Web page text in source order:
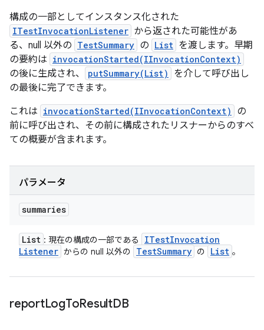
構成の一部としてインスタンス化された
ITestInvocationListener から返された可能性があ
る、null 以外の TestSummary の List を渡します。早期
の要約は invocationStarted(IInvocationContext)
の後に生成され、 putSummary(List)
を介して呼び出し
の最後に完了できます。
これは invocationStarted(IInvocationContext)
の
前に呼び出され、その前に構成されたリスナーからのすべ
ての概要が含まれます。
パラメータ
summaries
List : 現在の構成の一部である ITestInvocation
Listener からの null 以外の TestSummary の List 。
reportLogToResultDB